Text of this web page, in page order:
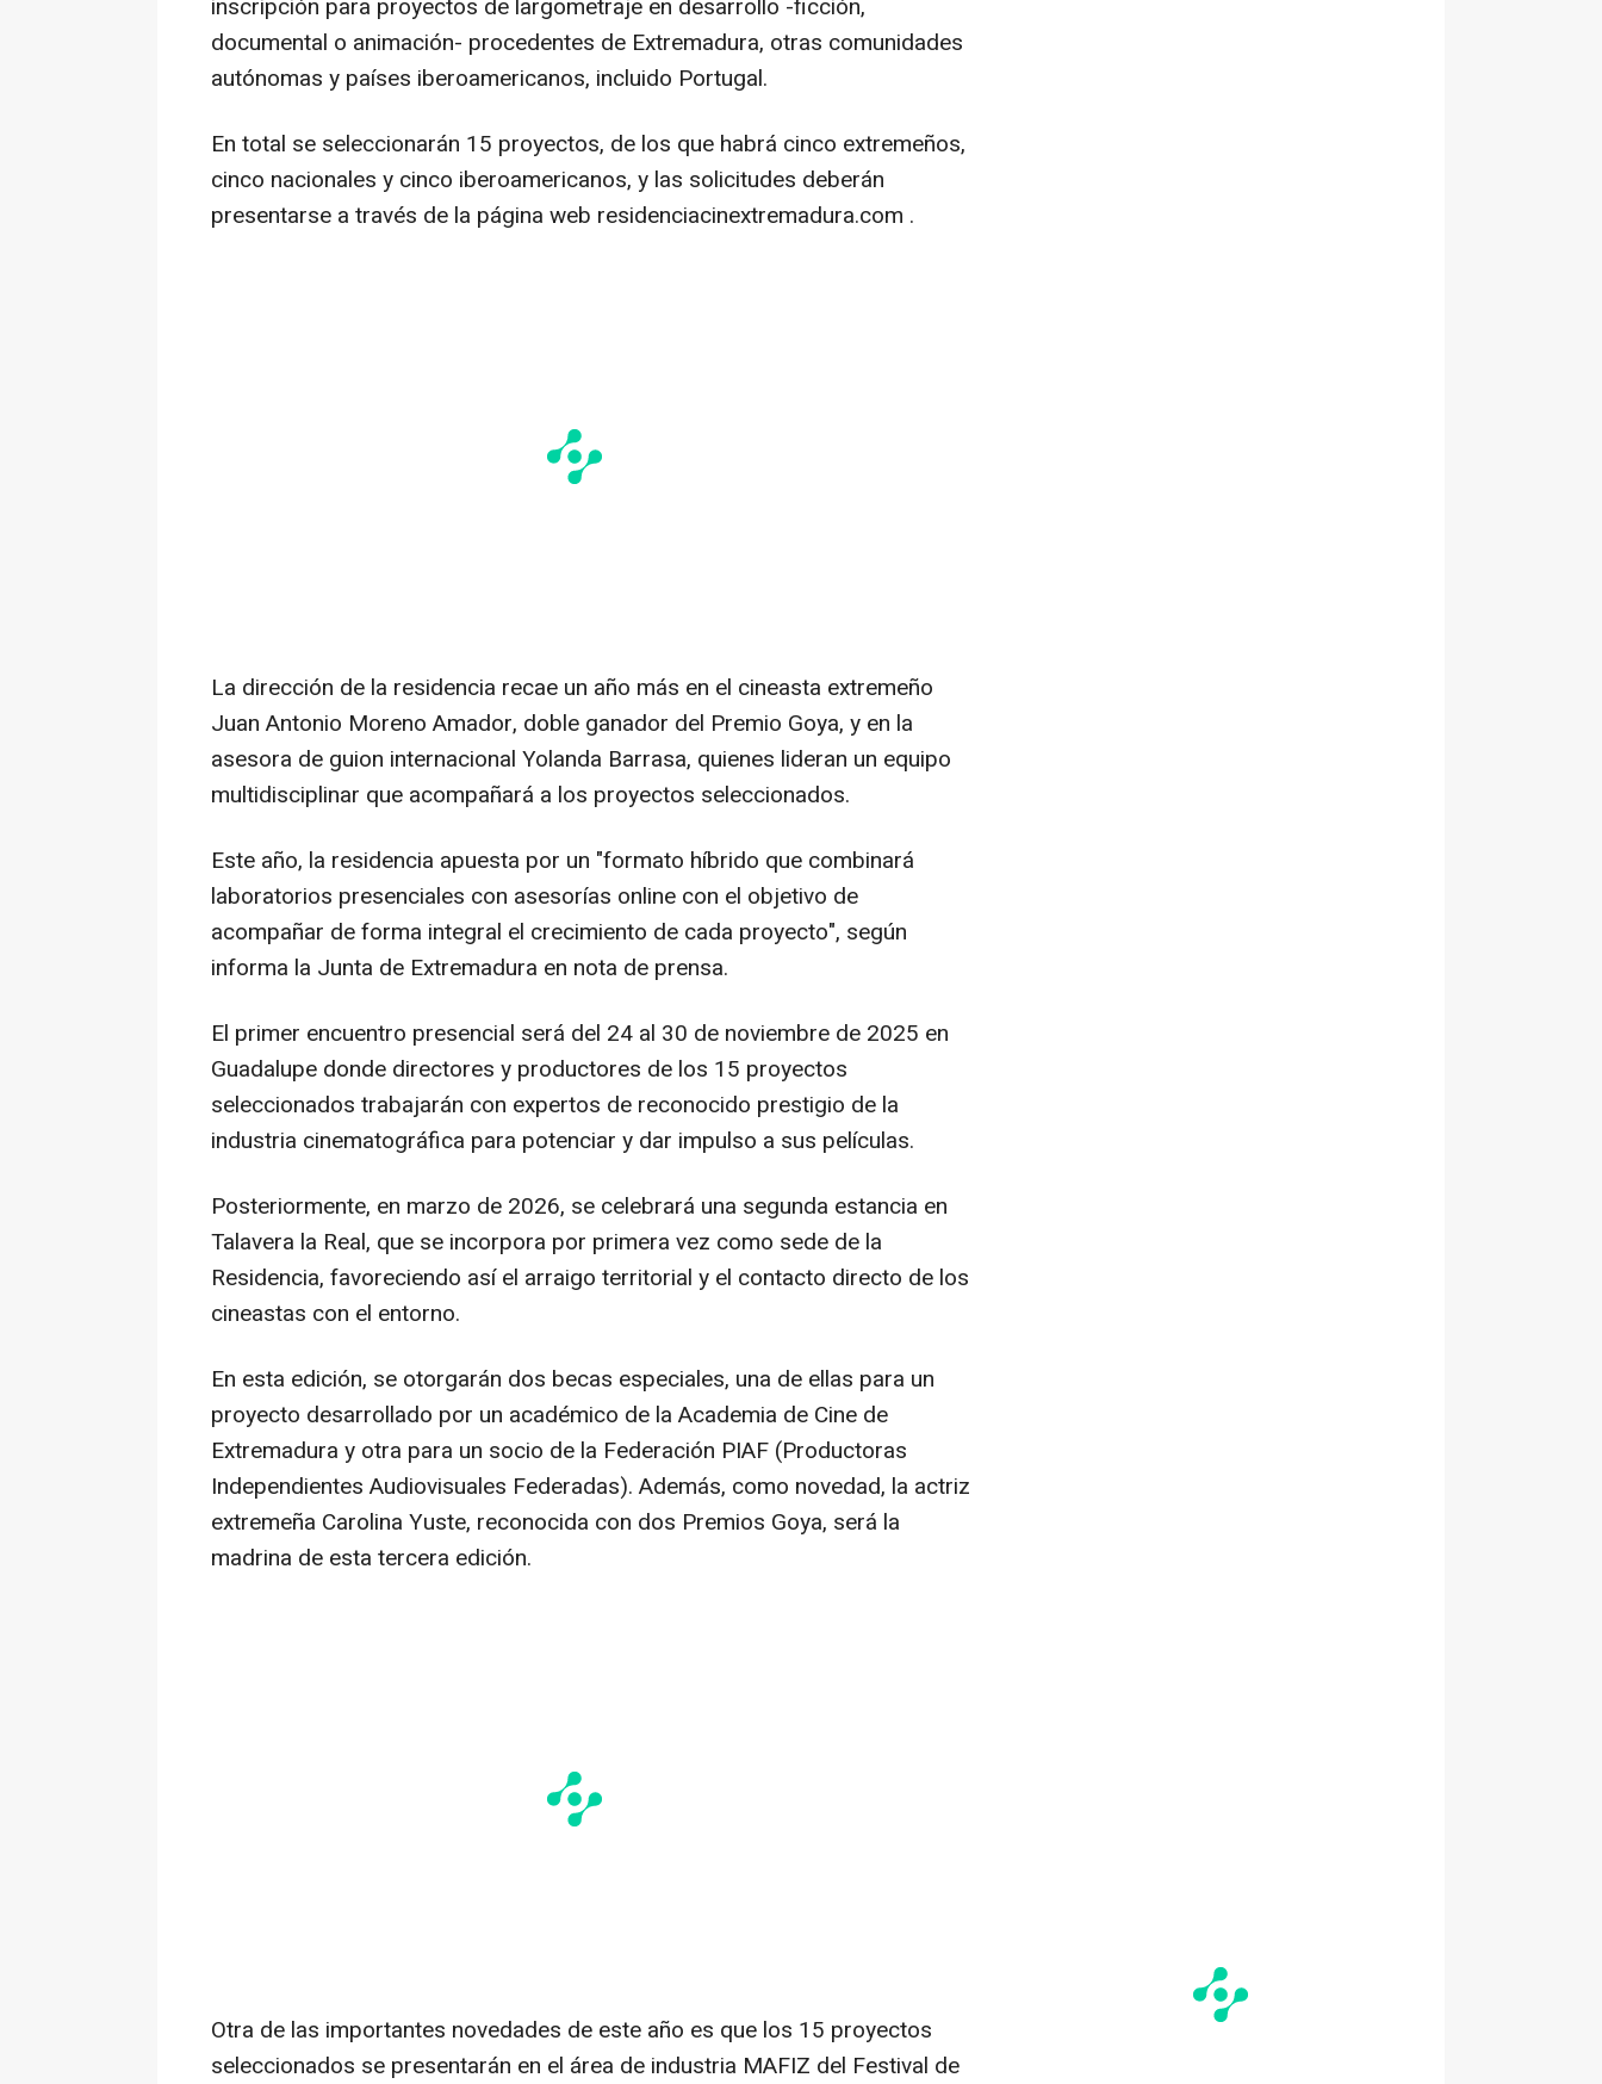
inscripción para proyectos de largometraje en desarrollo -ficción,
documental o animación- procedentes de Extremadura, otras comunidades
autónomas y países iberoamericanos, incluido Portugal.
En total se seleccionarán 15 proyectos, de los que habrá cinco extremeños,
cinco nacionales y cinco iberoamericanos, y las solicitudes deberán
presentarse a través de la página web residenciacinextremadura.com .
La dirección de la residencia recae un año más en el cineasta extremeño
Juan Antonio Moreno Amador, doble ganador del Premio Goya, y en la
asesora de guion internacional Yolanda Barrasa, quienes lideran un equipo
multidisciplinar que acompañará a los proyectos seleccionados.
Este año, la residencia apuesta por un "formato híbrido que combinará
laboratorios presenciales con asesorías online con el objetivo de
acompañar de forma integral el crecimiento de cada proyecto", según
informa la Junta de Extremadura en nota de prensa.
El primer encuentro presencial será del 24 al 30 de noviembre de 2025 en
Guadalupe donde directores y productores de los 15 proyectos
seleccionados trabajarán con expertos de reconocido prestigio de la
industria cinematográfica para potenciar y dar impulso a sus películas.
Posteriormente, en marzo de 2026, se celebrará una segunda estancia en
Talavera la Real, que se incorpora por primera vez como sede de la
Residencia, favoreciendo así el arraigo territorial y el contacto directo de los
cineastas con el entorno.
En esta edición, se otorgarán dos becas especiales, una de ellas para un
proyecto desarrollado por un académico de la Academia de Cine de
Extremadura y otra para un socio de la Federación PIAF (Productoras
Independientes Audiovisuales Federadas). Además, como novedad, la actriz
extremeña Carolina Yuste, reconocida con dos Premios Goya, será la
madrina de esta tercera edición.
Otra de las importantes novedades de este año es que los 15 proyectos
seleccionados se presentarán en el área de industria MAFIZ del Festival de